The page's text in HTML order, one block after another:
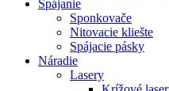
Spájanie
Sponkovače
Nitovacie kliešte
Spájacie pásky
Náradie
Lasery